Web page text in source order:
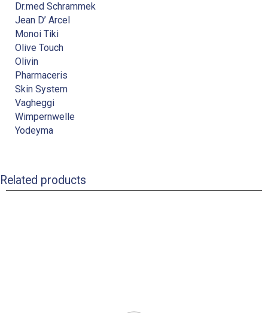
Dr.med Schrammek
Jean D’ Arcel
Monoi Tiki
Olive Touch
Olivin
Pharmaceris
Skin System
Vagheggi
Wimpernwelle
Yodeyma
Related products